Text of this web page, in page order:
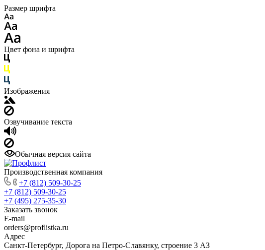
Размер шрифта
Цвет фона и шрифта
Изображения
Озвучивание текста
Обычная версия сайта
Производственная компания
+7 (812) 509-30-25
+7 (812) 509-30-25
+7 (495) 275-35-30
Заказать звонок
E-mail
orders@proflistka.ru
Адрес
Санкт-Петербург, Дорога на Петро-Славянку, строение 3 АЗ